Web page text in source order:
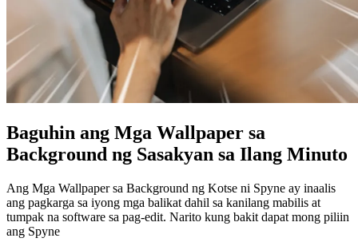
Baguhin ang Mga Wallpaper sa
Background ng Sasakyan sa Ilang Minuto
Ang Mga Wallpaper sa Background ng Kotse ni Spyne ay inaalis
ang pagkarga sa iyong mga balikat dahil sa kanilang mabilis at
tumpak na software sa pag-edit. Narito kung bakit dapat mong piliin
ang Spyne